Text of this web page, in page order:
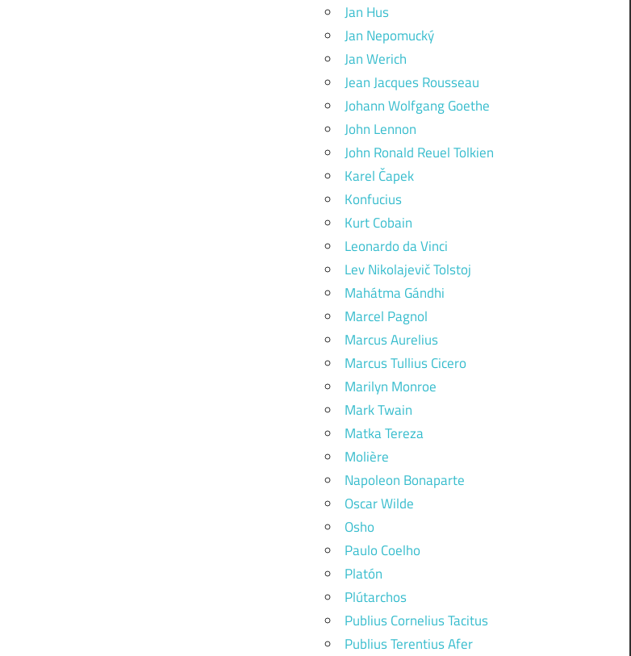
Jan Hus
Jan Nepomucký
Jan Werich
Jean Jacques Rousseau
Johann Wolfgang Goethe
John Lennon
John Ronald Reuel Tolkien
Karel Čapek
Konfucius
Kurt Cobain
Leonardo da Vinci
Lev Nikolajevič Tolstoj
Mahátma Gándhi
Marcel Pagnol
Marcus Aurelius
Marcus Tullius Cicero
Marilyn Monroe
Mark Twain
Matka Tereza
Molière
Napoleon Bonaparte
Oscar Wilde
Osho
Paulo Coelho
Platón
Plútarchos
Publius Cornelius Tacitus
Publius Terentius Afer